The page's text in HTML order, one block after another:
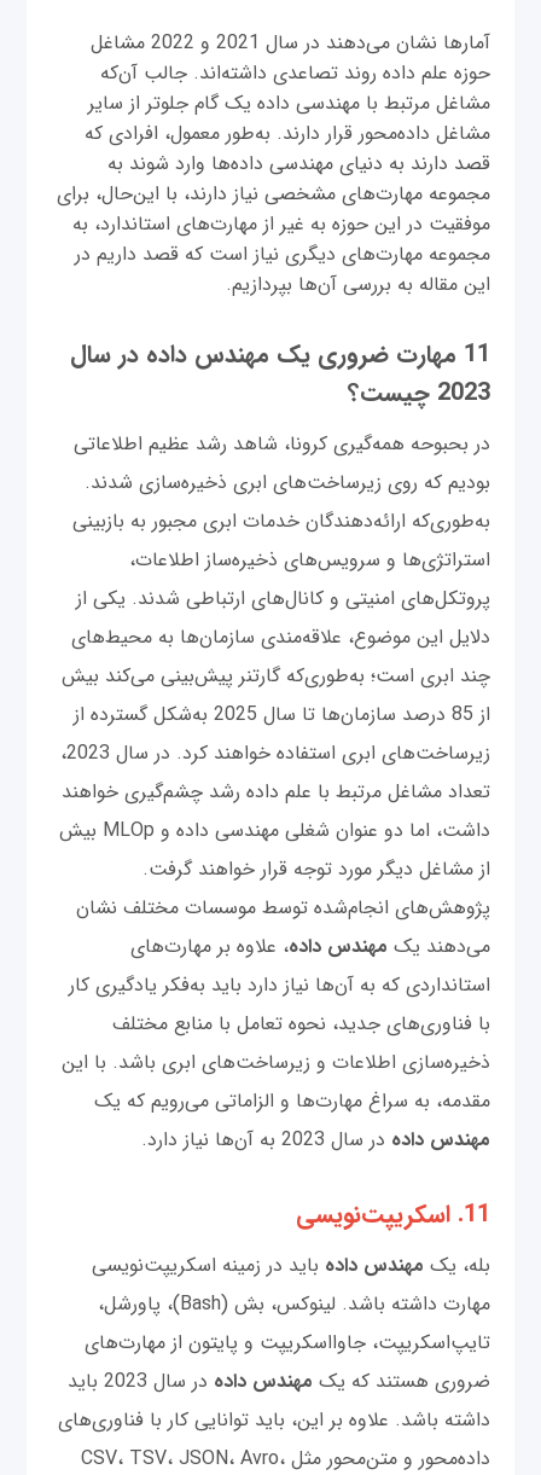
آمارها نشان می‌دهند در سال 2021 و 2022 مشاغل
حوزه علم داده روند تصاعدی داشته‌اند. جالب آن‌که
مشاغل مرتبط با مهندسی داده یک گام جلوتر از سایر
مشاغل داده‌محور قرار دارند. به‌طور معمول، افرادی که
قصد دارند به دنیای مهندسی داده‌ها وارد شوند به
مجموعه مهارت‌های مشخصی نیاز دارند، با این‌حال، برای
موفقیت در این حوزه به غیر از مهارت‌های استاندارد، به
مجموعه مهارت‌های دیگری نیاز است که قصد داریم در
این مقاله به بررسی آن‌ها بپردازیم.
11 مهارت ضروری یک مهندس داده در سال
2023 چیست؟
در بحبوحه همه‌گیری کرونا، شاهد رشد عظیم اطلاعاتی
بودیم که روی زیرساخت‌های ابری ذخیره‌سازی شدند.
به‌طوری‌که ارائه‌دهندگان خدمات ابری مجبور به بازبینی
استراتژی‌ها و سرویس‌های ذخیره‌ساز اطلاعات،
پروتکل‌های امنیتی و کانال‌های ارتباطی شدند. یکی از
دلایل این موضوع، علاقه‌مندی سازمان‌ها به محیط‌های
چند ابری است؛ به‌طوری‌که گارتنر پیش‌بینی می‌کند بیش
از 85 درصد سازمان‌ها تا سال 2025 به‌شکل گسترده از
زیرساخت‌های ابری استفاده خواهند کرد. در سال 2023،
تعداد مشاغل مرتبط با علم داده رشد چشم‌گیری خواهند
داشت، اما دو عنوان شغلی مهندسی داده و MLOp بیش
از مشاغل دیگر مورد توجه قرار خواهند گرفت.
پژوهش‌های انجام‌شده توسط موسسات مختلف نشان
می‌دهند یک مهندس داده، علاوه بر مهارت‌های
استانداردی که به آن‌ها نیاز دارد باید به‌فکر یادگیری کار
با فناوری‌های جدید، نحوه تعامل با منابع مختلف
ذخیره‌سازی اطلاعات و زیرساخت‌های ابری باشد. با این
مقدمه، به سراغ مهارت‌ها و الزاماتی می‌رویم که یک
مهندس داده در سال 2023 به آن‌ها نیاز دارد.
11. اسکریپت‌نویسی
بله، یک مهندس داده باید در زمینه اسکریپت‌نویسی
مهارت داشته باشد. لینوکس، بش (Bash)، پاورشل،
تایپ‌اسکریپت، جاوااسکریپت و پایتون از مهارت‌های
ضروری هستند که یک مهندس داده
در سال 2023 باید
داشته باشد. علاوه بر این، باید توانایی کار با فناوری‌های
داده‌محور و متن‌محور مثل CSV، TSV، JSON، Avro،